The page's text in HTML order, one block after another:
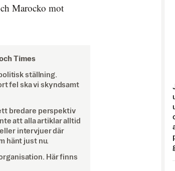
Marocko mot
Times
ställning.
fel ska vi skyndsamt
bredare perspektiv
att alla artiklar alltid
intervjuer där
hänt just nu.
Här finns